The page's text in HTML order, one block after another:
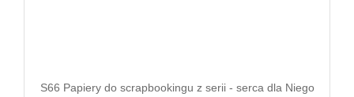
S66 Papiery do scrapbookingu z serii - serca dla Niego